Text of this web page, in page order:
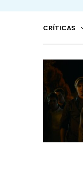
CRÍTICAS